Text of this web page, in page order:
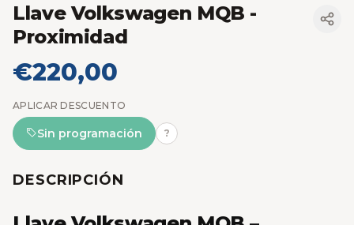
Llave Volkswagen MQB -
Proximidad
€220,00
APLICAR DESCUENTO
Sin programación ?
DESCRIPCIÓN